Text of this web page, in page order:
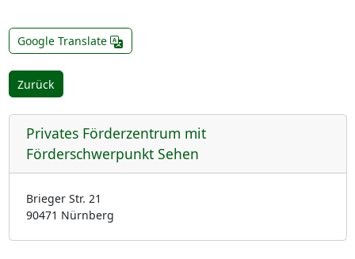
Google Translate
Zurück
Privates Förderzentrum mit
Förderschwerpunkt Sehen
Brieger Str. 21
90471 Nürnberg